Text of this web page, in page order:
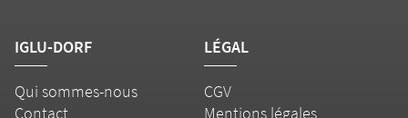
IGLU-DORF
Qui sommes-nous
Contact
LÉGAL
CGV
Mentions légales